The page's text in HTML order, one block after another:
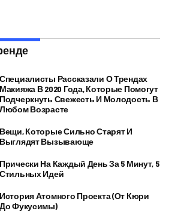
Специалисты Рассказали О Трендах
Макияжа В 2020 Года, Которые Помогут
Подчеркнуть Свежесть И Молодость В
Любом Возрасте
Вещи, Которые Сильно Старят И
Выглядят Вызывающе
Прически На Каждый День За 5 Минут, 5
Стильных Идей
История Атомного Проекта (от Кюри
До Фукусимы)